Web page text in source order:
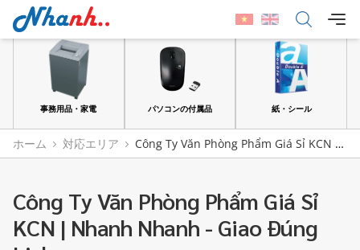
事務用品・家電 パソコンの付属品 紙・シール
ホーム 対応エリア
Công Ty Văn Phòng Phẩm Giá Sỉ KCN |
Nhanh Nhanh - Giao Đúng Lịch
Công Ty Văn Phòng Phẩm Giá Sỉ
KCN | Nhanh Nhanh - Giao Đúng